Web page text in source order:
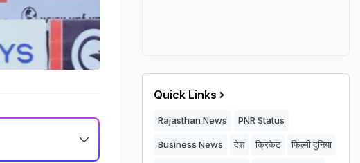
Quick Links
Rajasthan News PNR Status
Business News देश क्रिकेट फिल्मी दुनिया